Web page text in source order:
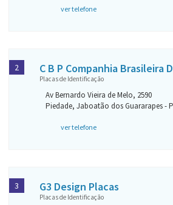
ver telefone
C B P Companhia Brasileira
Placas de Identificação
Av Bernardo Vieira de Melo, 2590
Piedade, Jaboatão dos Guararapes -
ver telefone
2
G3 Design Placas
Placas de Identificação
3